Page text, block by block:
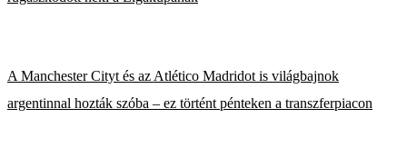
A Manchester Cityt és az Atlético Madridot is világbajnok
argentinnal hozták szóba – ez történt pénteken a transzferpiacon